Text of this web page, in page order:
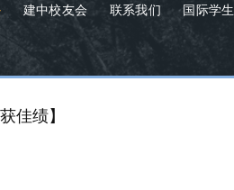
建中校友会 联系我们 国际学生
佳绩】